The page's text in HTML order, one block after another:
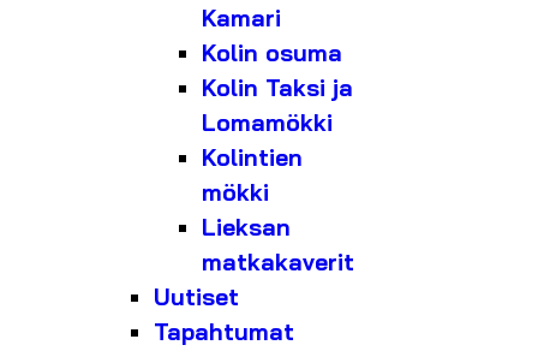
Kamari
Kolin osuma
Kolin Taksi ja
Lomamökki
Kolintien
mökki
Lieksan
matkakaverit
Uutiset
Tapahtumat